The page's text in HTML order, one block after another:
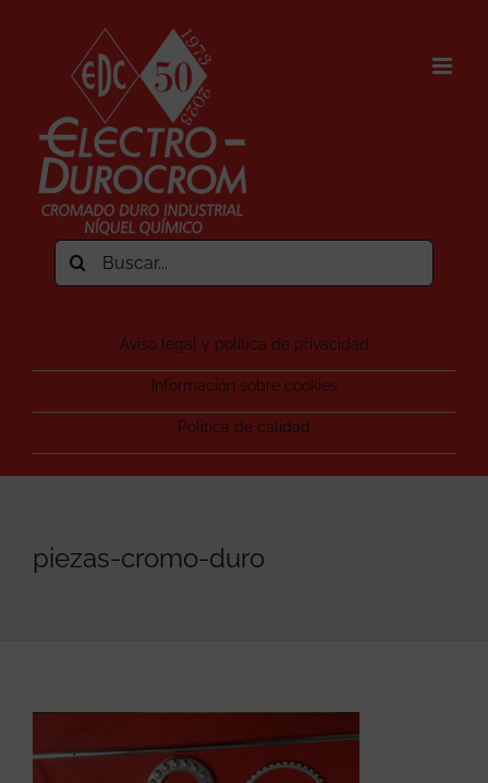
Buscar:
Aviso legal y política de privacidad
Información sobre cookies
Política de calidad
piezas-cromo-duro